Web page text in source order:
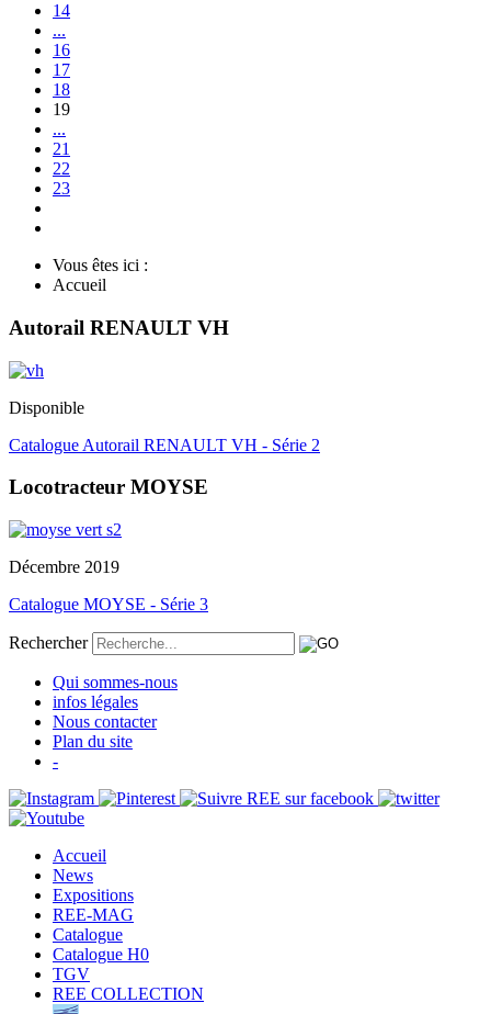
14
...
16
17
18
19
...
21
22
23
Vous êtes ici :
Accueil
Autorail RENAULT VH
Disponible
Catalogue Autorail RENAULT VH - Série 2
Locotracteur MOYSE
Décembre 2019
Catalogue MOYSE - Série 3
Rechercher
Qui sommes-nous
infos légales
Nous contacter
Plan du site
-
Accueil
News
Expositions
REE-MAG
Catalogue
Catalogue H0
TGV
REE COLLECTION